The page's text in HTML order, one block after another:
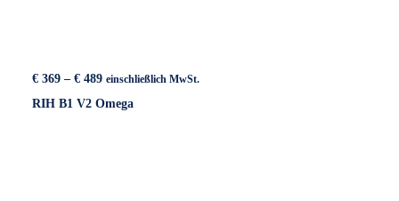
€ 369 – € 489Preisspanne:
bis
einschließlich MwSt.
RIH B1 V2 Omega